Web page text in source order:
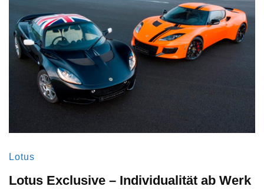
Lotus
Lotus Exclusive – Individualität ab Werk